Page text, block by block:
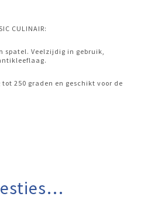
CULINAIR:
spatel. Veelzijdig in gebruik,
250 graden en geschikt voor de